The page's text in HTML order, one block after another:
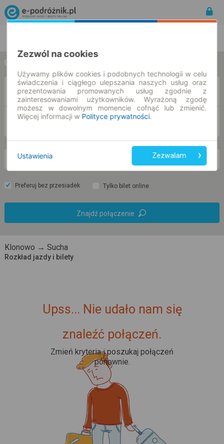
Z
DO
so. 8 sie.
Preferuj bez przesiadek Tylko bilet online
Znajdź połączenie
Klonowo → Sucha
Rozkład jazdy i bilety
Upss... Nie udało nam się
znaleźć połączeń.
Zmień kryteria i poszukaj połączeń
ponownie.
Zezwól na cookies
Używamy plików cookies i podobnych technologii w celu
świadczenia i ciągłego ulepszania naszych usług oraz
prezentowania promowanych usług zgodnie z
zainteresowaniami użytkowników. Wyrażoną zgodę
możesz w dowolnym momencie cofnąć lub zmienić.
Więcej informacji w Polityce prywatności.
Ustawienia Zezwalam